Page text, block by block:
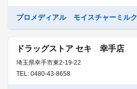
プロメディアル モイスチャーミルク
ドラッグストア セキ 幸手店
埼玉県幸手市東2-19-22
TEL: 0480-43-8658